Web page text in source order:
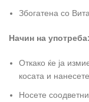
Збогатена со
Начин на употреба:
Откако ќе ја
косата и
Носете